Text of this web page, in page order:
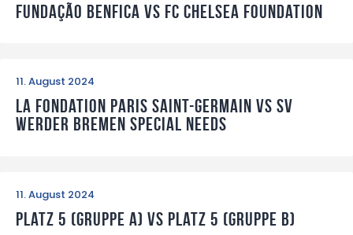
Fundação Benfica vs FC Chelsea Foundation
11. August 2024
La Fondation Paris Saint-Germain vs SV
Werder Bremen Special Needs
11. August 2024
Platz 5 (Gruppe A) vs Platz 5 (Gruppe B)